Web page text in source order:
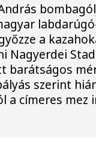
a
Nagyerdei
barátságos
szerint
a címeres mez